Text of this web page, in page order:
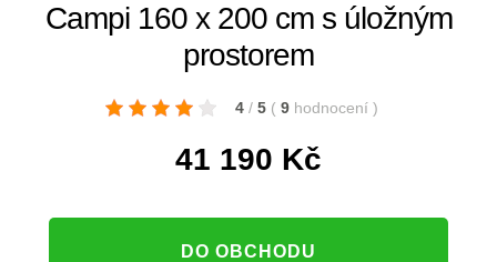
Campi 160 x 200 cm s úložným
prostorem
4 / 5 ( 9 hodnocení )
41 190 Kč
DO OBCHODU